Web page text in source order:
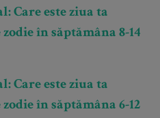
Care este ziua ta
în săptămâna 8-14
Care este ziua ta
în săptămâna 6-12